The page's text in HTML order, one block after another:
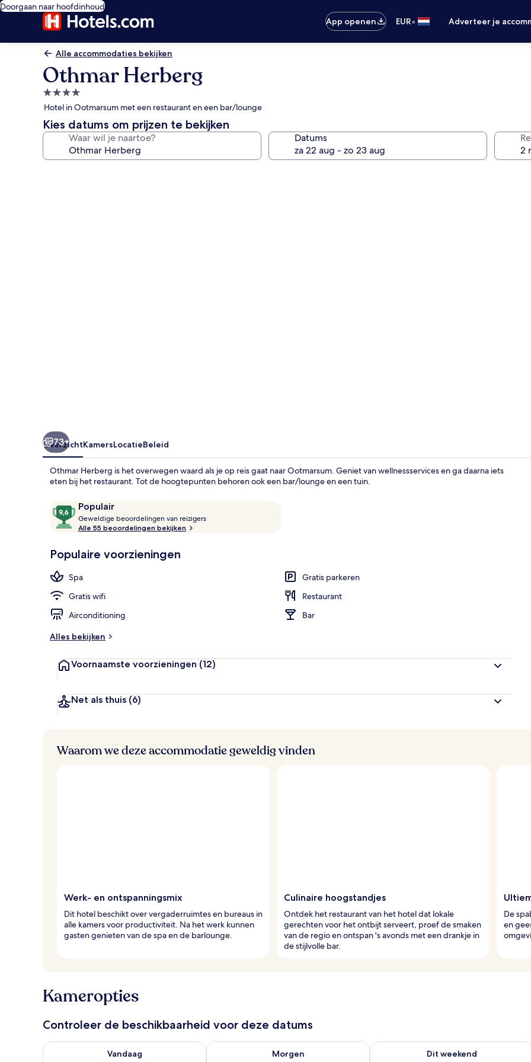
Doorgaan naar hoofdinhoud
App openen
EUR• Adverteer je
Alle accommodaties bekijken
Othmar Herberg
4.0-
sterrenaccommodatie
Hotel in Ootmarsum met een restaurant en een bar/lounge
Kies datums om prijzen te bekijken
Waar wil je naartoe? Datums
73+
OverzichtKamersLocatieBeleid
Othmar Herberg is het overwegen waard als je op reis gaat naar Ootmarsum. Geniet van wellnessservices en ga daarna iets
eten bij het restaurant. Tot de hoogtepunten behoren ook een bar/lounge en een tuin.
Beoordelingen
Populair
9,6
van
10,
Geweldige beoordelingen van reizigers
o
r
n
Alle 55 beoordelingen bekijken
Populaire voorzieningen
Spa
Gratis parkeren
Gratis wifi
Restaurant
Airconditioning
Bar
Alles bekijken
Voornaamste voorzieningen (12)
Net als thuis (6)
Waarom we deze accommodatie geweldig vinden
Werk- en ontspanningsmix
Dit hotel beschikt over vergaderruimtes en bureaus in
alle kamers voor productiviteit. Na het werk kunnen
gasten genieten van de spa en de barlounge.
Culinaire hoogstandjes
Ontdek het restaurant van het hotel dat lokale
gerechten voor het ontbijt serveert, proef de smaken
van de regio en ontspan 's avonds met een drankje in
de stijlvolle bar.
De
en
Kameropties
Controleer de beschikbaarheid voor deze datums
Vandaag
De beschikbaarheid controleren voor vanavond aug 8 - aug 9
Morgen
De beschikbaarheid controleren voor morgen aug 9 - aug 10
Dit weekend
De beschikbaarheid controleren voor